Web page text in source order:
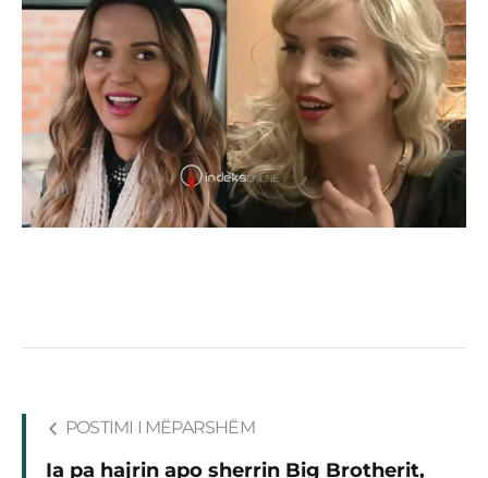
POSTIMI I MËPARSHËM
Ia pa hajrin apo sherrin Big Brotherit,